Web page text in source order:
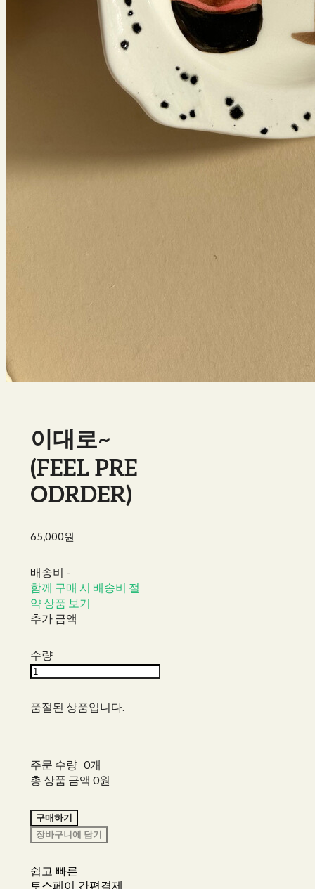
이대로~
(FEEL PRE
ODRDER)
65,000원
배송비 -
함께 구매 시 배송비 절
약 상품 보기
추가 금액
수량
품절된 상품입니다.
주문 수량 0개
총 상품 금액 0원
구매하기
장바구니에 담기
쉽고 빠른
토스페이 간편결제